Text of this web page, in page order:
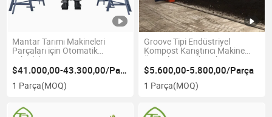
Mantar Tarımı Makineleri
Parçaları için Otomatik
Tekerlek Tipi Kompost
Karıştırma Makinesi
$41.000,00-43.300,00/Parça
1 Parça(MOQ)
Groove Tipi Endüstriyel
Kompost Karıştırıcı Makine
Üreticileri Tavuk Gübresi
Fermentasyon Gübreleri
$5.600,00-5.800,00/Parça
1 Parça(MOQ)